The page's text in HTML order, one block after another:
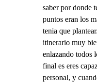
saber por donde
puntos eran los
tenia que
itinerario muy
enlazando todos
final es eres
personal, y